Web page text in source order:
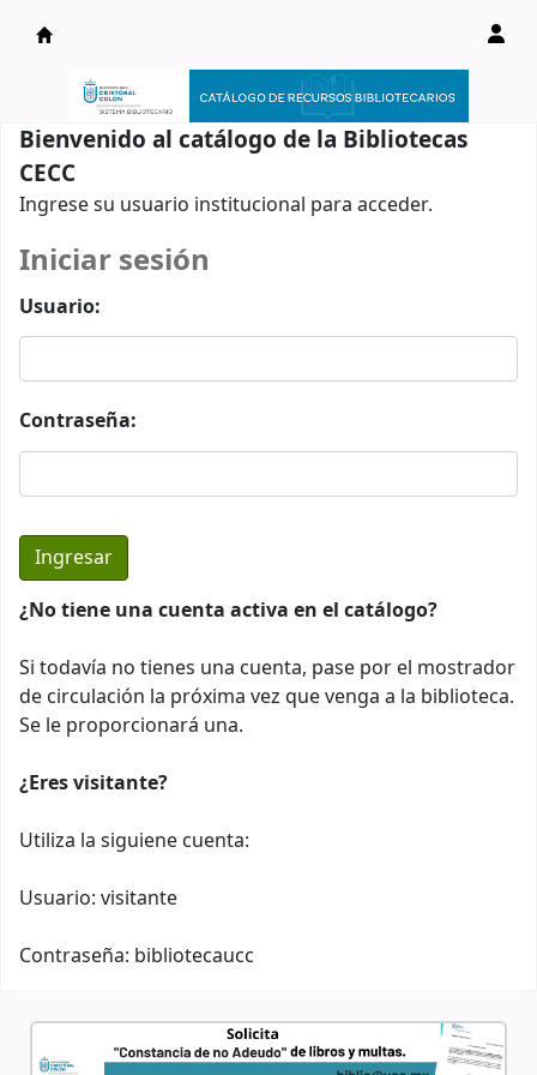
Catálogo en línea
Bienvenido al catálogo de la Bibliotecas
CECC
Ingrese su usuario institucional para acceder.
Iniciar sesión
Usuario:
Contraseña:
¿No tiene una cuenta activa en el catálogo?
Si todavía no tienes una cuenta, pase por el mostrador
de circulación la próxima vez que venga a la biblioteca.
Se le proporcionará una.
¿Eres visitante?
Utiliza la siguiene cuenta:
Usuario: visitante
Contraseña: bibliotecaucc